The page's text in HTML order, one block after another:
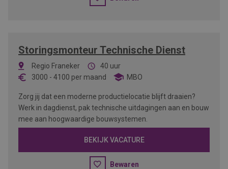
Storingsmonteur Technische Dienst
Regio Franeker
40 uur
3000 - 4100 per maand MBO
Zorg jij dat een moderne productielocatie blijft draaien?
Werk in dagdienst, pak technische uitdagingen aan en bouw
mee aan hoogwaardige bouwsystemen.
BEKIJK VACATURE
Bewaren